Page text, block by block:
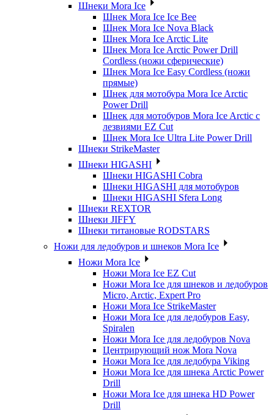
Шнеки Mora Ice
Шнек Mora Ice Ice Bee
Шнек Mora Ice Nova Black
Шнек Mora Ice Arctic Lite
Шнек Mora Ice Arctic Power Drill
Cordless (ножи сферические)
Шнек Mora Ice Easy Cordless (ножи
прямые)
Шнек для мотобура Mora Ice Arctic
Power Drill
Шнек для мотобуров Mora Ice Arctic с
лезвиями EZ Cut
Шнек Mora Ice Ultra Lite Power Drill
Шнеки StrikeMaster
Шнеки HIGASHI
Шнеки HIGASHI Cobra
Шнеки HIGASHI для мотобуров
Шнеки HIGASHI Sfera Long
Шнеки REXTOR
Шнеки JIFFY
Шнеки титановые RODSTARS
Ножи для ледобуров и шнеков Mora Ice
Ножи Mora Ice
Ножи Mora Ice EZ Cut
Ножи Mora Ice для шнеков и ледобуров
Micro, Arctic, Expert Pro
Ножи Mora Ice StrikeMaster
Ножи Mora Ice для ледобуров Easy,
Spiralen
Ножи Mora Ice для ледобуров Nova
Центрирующий нож Mora Nova
Ножи Mora Ice для ледобура Viking
Ножи Mora Ice для шнека Arctic Power
Drill
Ножи Mora Ice для шнека HD Power
Drill